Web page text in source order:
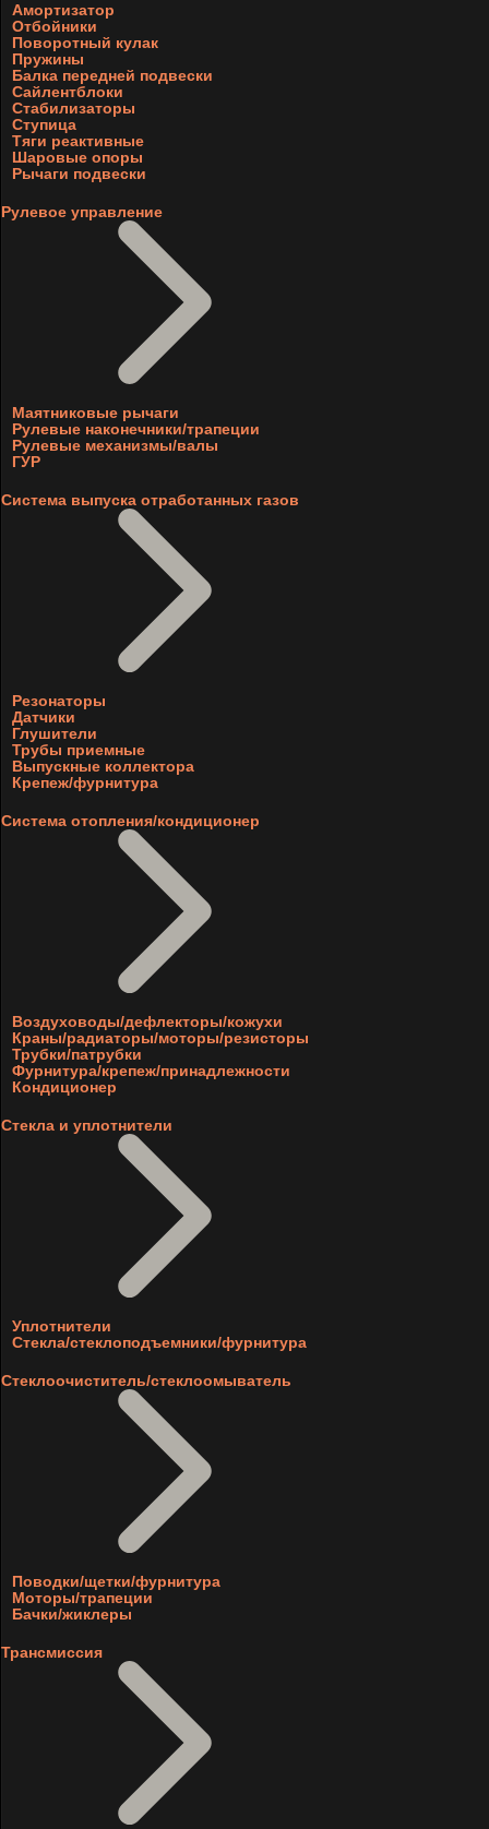
Амортизатор
Отбойники
Поворотный кулак
Пружины
Балка передней подвески
Сайлентблоки
Стабилизаторы
Ступица
Тяги реактивные
Шаровые опоры
Рычаги подвески
Рулевое управление
Маятниковые рычаги
Рулевые наконечники/трапеции
Рулевые механизмы/валы
ГУР
Система выпуска отработанных газов
Резонаторы
Датчики
Глушители
Трубы приемные
Выпускные коллектора
Крепеж/фурнитура
Система отопления/кондиционер
Воздуховоды/дефлекторы/кожухи
Краны/радиаторы/моторы/резисторы
Трубки/патрубки
Фурнитура/крепеж/принадлежности
Кондиционер
Стекла и уплотнители
Уплотнители
Стекла/стеклоподъемники/фурнитура
Стеклоочиститель/стеклоомыватель
Поводки/щетки/фурнитура
Моторы/трапеции
Бачки/жиклеры
Трансмиссия